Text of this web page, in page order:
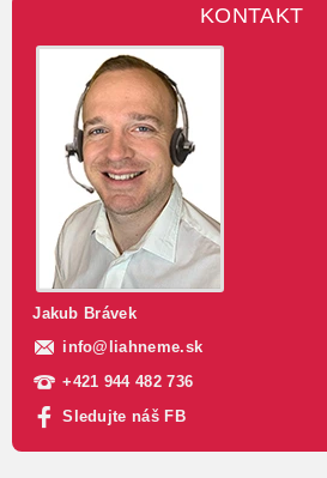
KONTAKT
Jakub Brávek
info@ liahneme.sk
+421 944 482 736
Sledujte náš FB